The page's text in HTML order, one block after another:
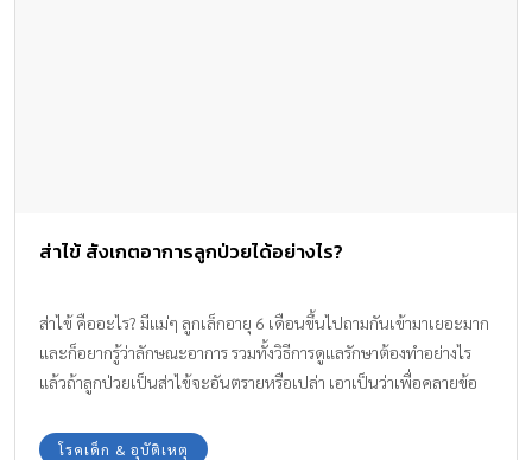
ส่าไข้ สังเกตอาการลูกป่วยได้อย่างไร?
ส่าไข้ คืออะไร? มีแม่ๆ ลูกเล็กอายุ 6 เดือนขึ้นไปถามกันเข้ามาเยอะมาก
และก็อยากรู้ว่าลักษณะอาการ รวมทั้งวิธีการดูแลรักษาต้องทำอย่างไร
แล้วถ้าลูกป่วยเป็นส่าไข้จะอันตรายหรือเปล่า เอาเป็นว่าเพื่อคลายข้อ
ไปทำความรู้จักกับโรคนี้กันค่ะ
โรคเด็ก & อุบัติเหตุ